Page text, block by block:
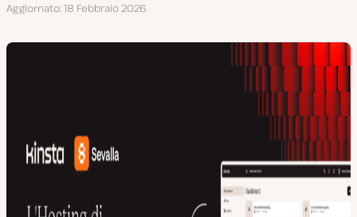
Aggiornato 18 Febbraio 2026